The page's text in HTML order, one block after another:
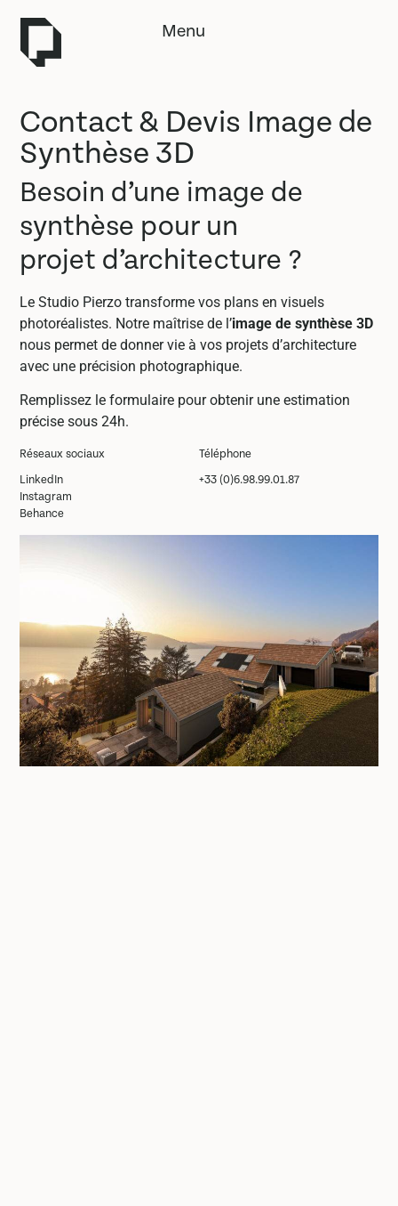
Menu
Contact & Devis Image de
Synthèse 3D
Besoin d’une image de
synthèse pour un
projet d’architecture ?
Le Studio Pierzo transforme vos plans en visuels
photoréalistes. Notre maîtrise de l’image de synthèse 3D
nous permet de donner vie à vos projets d’architecture
avec une précision photographique.
Remplissez le formulaire pour obtenir une estimation
précise sous 24h.
Réseaux sociaux
LinkedIn
Instagram
Behance
Téléphone
+33 (0)6.98.99.01.87